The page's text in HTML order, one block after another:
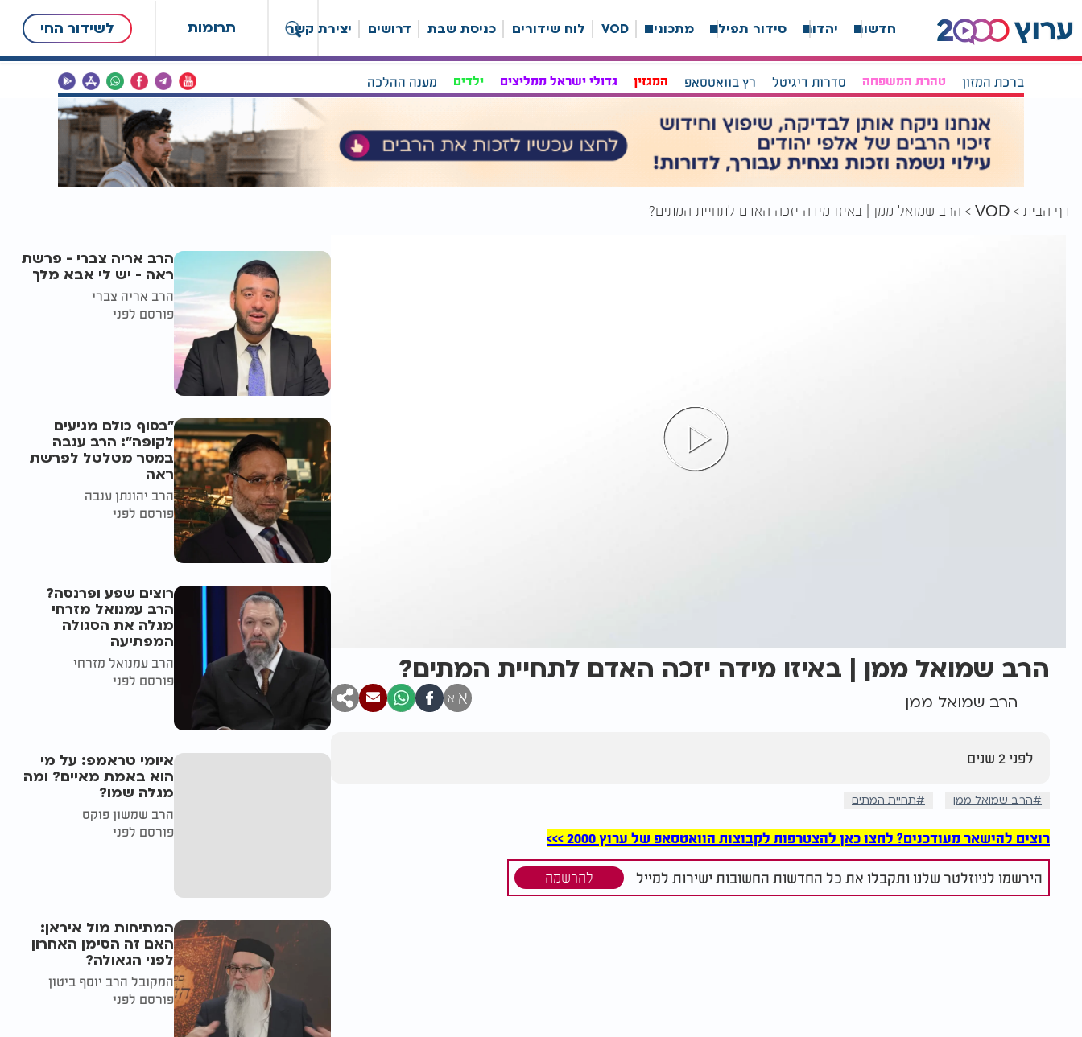
תרומות לשידור החי חדשות יהדות סידור תפילה מתכונים VOD לוח שידורים כניסת שבת דרושים יצירת קשר
ברכת המזון טהרת המשפחה סדרות דיגיטל רץ בוואטסאפ המגזין גדולי ישראל ממליצים ילדים מענה ההלכה
דף הבית VOD הרב שמואל ממן | באיזו מידה יזכה האדם לתחיית המתים?
הרב שמואל ממן | באיזו מידה יזכה האדם לתחיית המתים?
הרב שמואל ממן א א
לפני 2 שנים
הרב שמואל ממן תחיית המתים
רוצים להישאר מעודכנים? לחצו כאן להצטרפות לקבוצות הוואטסאפ של ערוץ 2000 >>>
הירשמו לניוזלטר שלנו ותקבלו את כל החדשות החשובות ישירות למייל להרשמה
הרב אריה צברי - פרשת
ראה - יש לי אבא מלך
הרב אריה צברי
פורסם לפני
"בסוף כולם מגיעים
לקופה": הרב ענבה
במסר מטלטל לפרשת
ראה
הרב יהונתן ענבה
פורסם לפני
רוצים שפע ופרנסה?
הרב עמנואל מזרחי
מגלה את הסגולה
המפתיעה
הרב עמנואל מזרחי
פורסם לפני
איומי טראמפ: על מי
הוא באמת מאיים? ומה
מגלה שמו?
הרב שמשון פוקס
פורסם לפני
המתיחות מול איראן:
האם זה הסימן האחרון
לפני הגאולה?
המקובל הרב יוסף ביטון
פורסם לפני